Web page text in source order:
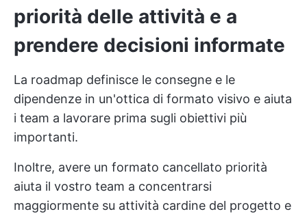
priorità delle attività e a
prendere decisioni informate
La roadmap definisce le consegne e le
dipendenze in un'ottica di formato visivo e aiuta
i team a lavorare prima sugli obiettivi più
importanti.
Inoltre, avere un formato cancellato priorità
aiuta il vostro team a concentrarsi
maggiormente su attività cardine del progetto e